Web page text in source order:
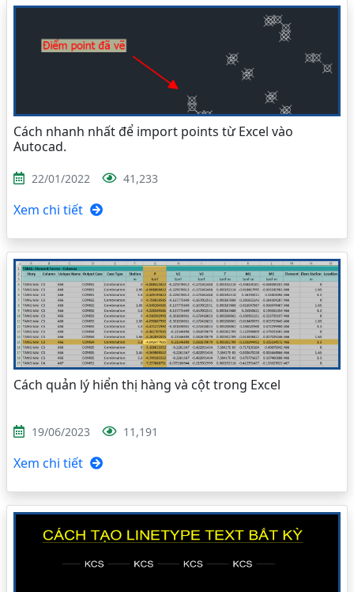
Cách nhanh nhất để import points từ Excel vào
Autocad.
22/01/2022 41,233
Xem chi tiết
Cách quản lý hiển thị hàng và cột trong Excel
19/06/2023 11,191
Xem chi tiết